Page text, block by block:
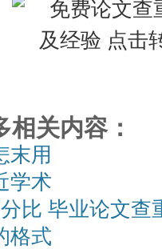
关内容：
末用
学术
比 毕业论文查
格式